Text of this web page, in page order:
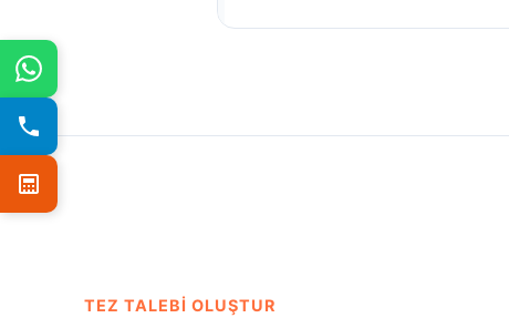
TEZ TALEBI OLUŞTUR